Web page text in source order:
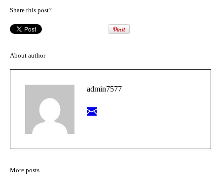
Share this post?
About author
admin7577
More posts